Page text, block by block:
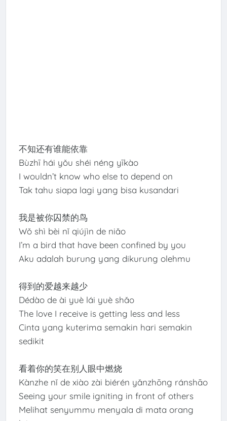
不知还有谁能依靠
Bùzhī hái yǒu shéi néng yīkào
I wouldn’t know who else to depend on
Tak tahu siapa lagi yang bisa kusandari
我是被你囚禁的鸟
Wǒ shì bèi nǐ qiújìn de niǎo
I’m a bird that have been confined by you
Aku adalah burung yang dikurung olehmu
得到的爱越来越少
Dédào de ài yuè lái yuè shǎo
The love I receive is getting less and less
Cinta yang kuterima semakin hari semakin
sedikit
看着你的笑在别人眼中燃烧
Kànzhe nǐ de xiào zài biérén yǎnzhōng ránshāo
Seeing your smile igniting in front of others
Melihat senyummu menyala di mata orang